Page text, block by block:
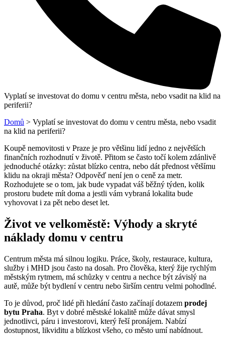
Vyplatí se investovat do domu v centru města, nebo vsadit na klid na
periferii?
Domů > Vyplatí se investovat do domu v centru města, nebo vsadit
na klid na periferii?
Koupě nemovitosti v Praze je pro většinu lidí jedno z největších
finančních rozhodnutí v životě. Přitom se často točí kolem zdánlivě
jednoduché otázky: zůstat blízko centra, nebo dát přednost většímu
klidu na okraji města? Odpověď není jen o ceně za metr.
Rozhodujete se o tom, jak bude vypadat váš běžný týden, kolik
prostoru budete mít doma a jestli vám vybraná lokalita bude
vyhovovat i za pět nebo deset let.
Život ve velkoměstě: Výhody a skryté
náklady domu v centru
Centrum města má silnou logiku. Práce, školy, restaurace, kultura,
služby i MHD jsou často na dosah. Pro člověka, který žije rychlým
městským rytmem, má schůzky v centru a nechce být závislý na
autě, může být bydlení v centru nebo širším centru velmi pohodlné.
To je důvod, proč lidé při hledání často začínají dotazem prodej
bytu Praha. Byt v dobré městské lokalitě může dávat smysl
jednotlivci, páru i investorovi, který řeší pronájem. Nabízí
dostupnost, likviditu a blízkost všeho, co město umí nabídnout.